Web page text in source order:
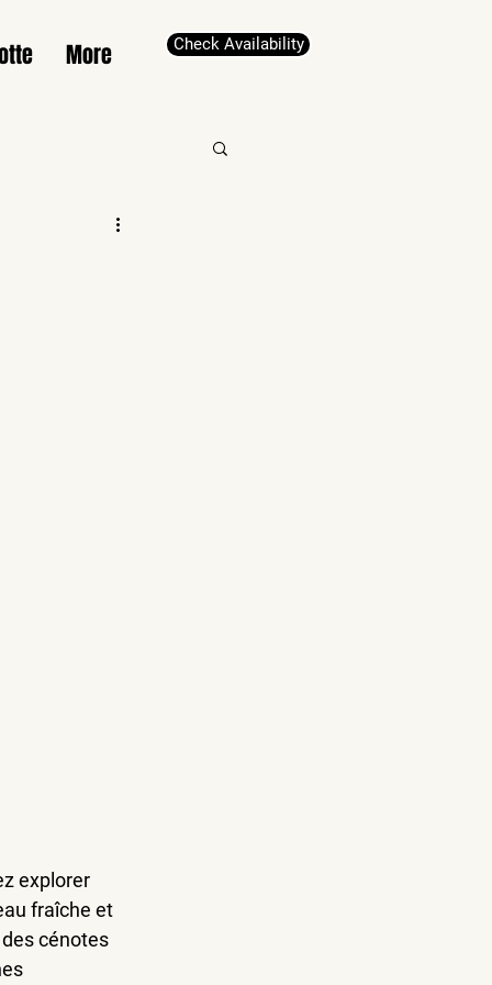
More Check Availability
explorer
fraîche et
cénotes